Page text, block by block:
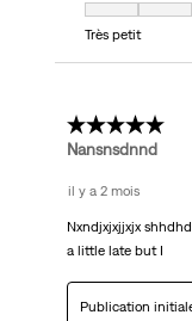
Taille, 5 sur 7, où
Très petit
5 étoile(s) sur 5.
Nansnsdnnd
il y a 2 mois
Nxndjxjxjjxjx
a little late but I
Publication